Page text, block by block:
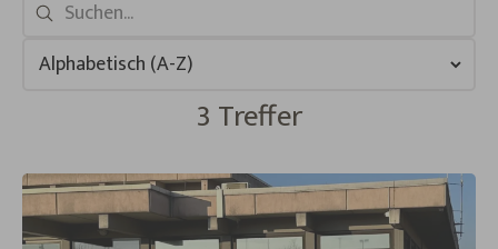
3 Treffer
3 Ergebnisse gefunden